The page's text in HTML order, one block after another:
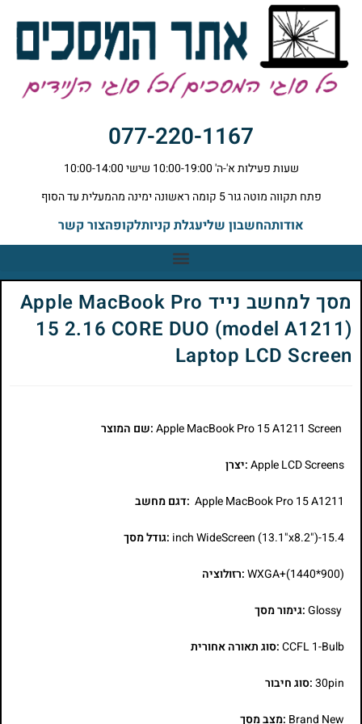
077-220-1167
שעות פעילות א'-ה' 10:00-19:00 שישי 10:00-14:00
פתח תקווה מוטה גור 5 קומה ראשונה ימינה מהמעלית עד הסוף
אודותהחשבון שליעגלת קניותלקופהצור קשר
מסך למחשב נייד Apple MacBook Pro
15 2.16 CORE DUO (model A1211)
Laptop LCD Screen
:שם המוצר
Apple LCD Screens:יצרן
Apple MacBook Pro 15 A1211 :דגם מחשב
15.4-inch WideScreen (13.1"x8.2") :גודל מסך
WXGA+(1440*900):רזולוציה
Glossy:גימור מסך
CCFL 1-Bulb:סוג תאורה אחורית
30pin:סוג חיבור
Brand New :מצב מסך